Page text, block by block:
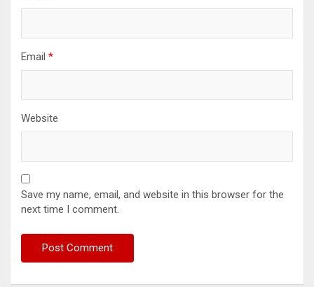
Email *
Website
Save my name, email, and website in this browser for the
next time I comment.